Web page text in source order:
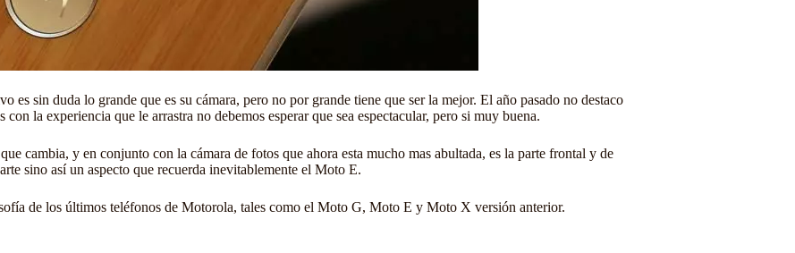
sin duda lo grande que es su cámara, pero no por grande tiene que ser la mejor. El año pasado no destaco
la experiencia que le arrastra no debemos esperar que sea espectacular, pero si muy buena.
cambia, y en conjunto con la cámara de fotos que ahora esta mucho mas abultada, es la parte frontal y de
sino así un aspecto que recuerda inevitablemente el Moto E.
de los últimos teléfonos de Motorola, tales como el Moto G, Moto E y Moto X versión anterior.